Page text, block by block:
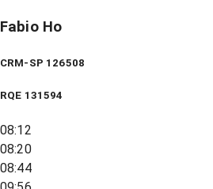
Fabio Ho
CRM-SP 126508
RQE 131594
08:12
08:20
08:44